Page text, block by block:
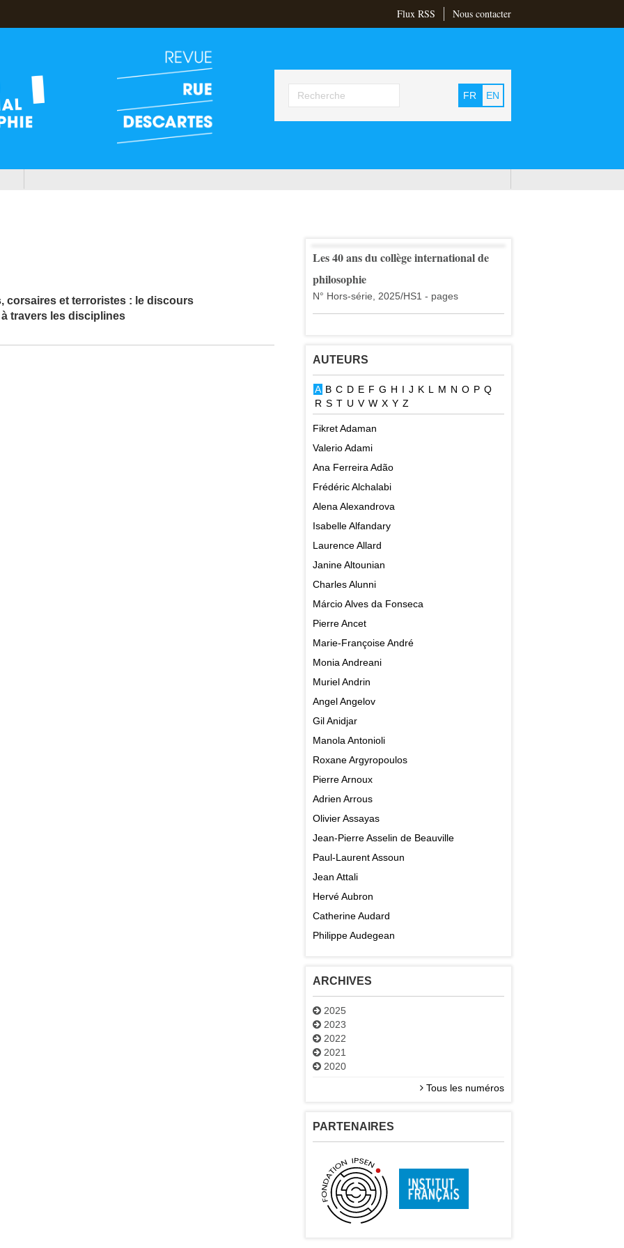
Flux RSS Nous contacter
FR EN
corsaires et terroristes : le discours
travers les disciplines
Les 40 ans du collège international de
philosophie
N° Hors-série, 2025/HS1 - pages
AUTEURS
A B C D E F G H I J K L M N O P Q
R S T U V W X Y Z
Fikret Adaman
Valerio Adami
Ana Ferreira Adão
Frédéric Alchalabi
Alena Alexandrova
Isabelle Alfandary
Laurence Allard
Janine Altounian
Charles Alunni
Márcio Alves da Fonseca
Pierre Ancet
Marie-Françoise André
Monia Andreani
Muriel Andrin
Angel Angelov
Gil Anidjar
Manola Antonioli
Roxane Argyropoulos
Pierre Arnoux
Adrien Arrous
Olivier Assayas
Jean-Pierre Asselin de Beauville
Paul-Laurent Assoun
Jean Attali
Hervé Aubron
Catherine Audard
Philippe Audegean
ARCHIVES
2025
2023
2022
2021
2020
Tous les numéros
PARTENAIRES